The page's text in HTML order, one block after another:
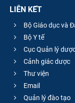
LIÊN KẾT
Bộ Giáo dục và
Bộ Y tế
Cục Quản lý
Cảnh giác dược
Thư viện
Email
Quản lý đào tạo